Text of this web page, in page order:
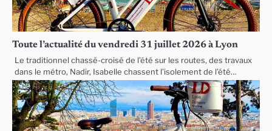
Toute l’actualité du vendredi 31 juillet 2026 à Lyon
Le traditionnel chassé-croisé de l’été sur les routes, des travaux
dans le métro, Nadir, Isabelle chassent l’isolement de l’été…